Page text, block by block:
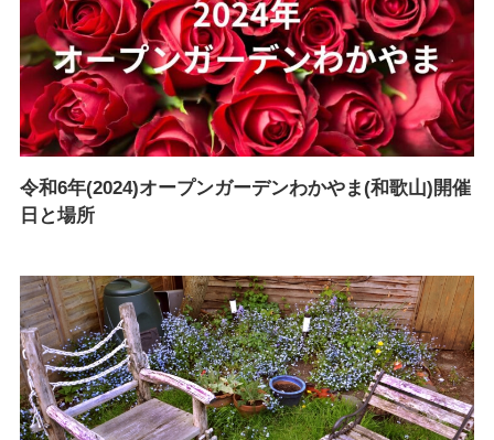
令和6年(2024)オープンガーデンわかやま(和歌山)開催
日と場所